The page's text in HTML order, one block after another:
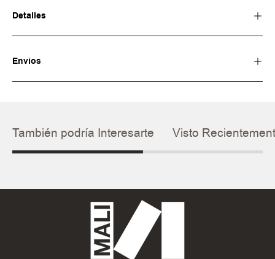
Detalles
Envíos
También podría Interesarte Visto